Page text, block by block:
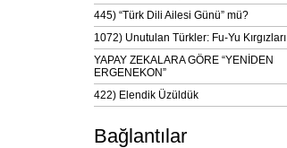
445) “Türk Dili Ailesi Günü” mü?
1072) Unutulan Türkler: Fu-Yu Kırgızları
YAPAY ZEKALARA GÖRE “YENİDEN
ERGENEKON”
422) Elendik Üzüldük
Bağlantılar